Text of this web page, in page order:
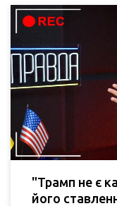
"Трамп не є
його